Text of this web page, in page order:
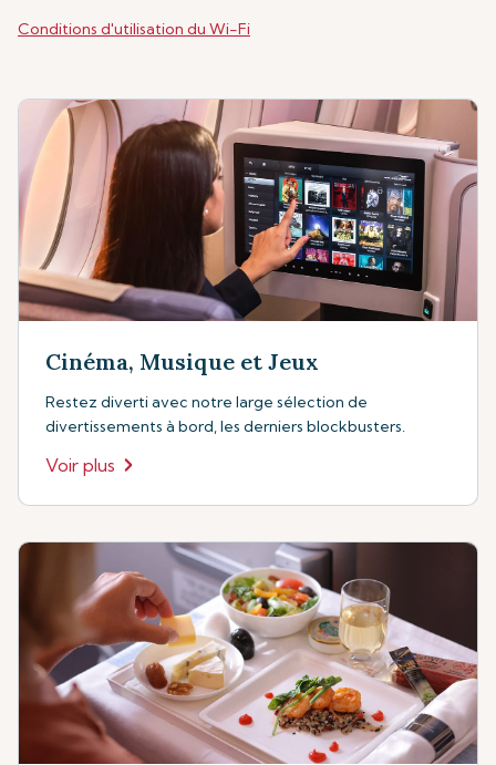
Conditions d'utilisation du Wi-Fi
Cinéma, Musique et Jeux
Restez diverti avec notre large sélection de
divertissements à bord, les derniers blockbusters.
Voir plus